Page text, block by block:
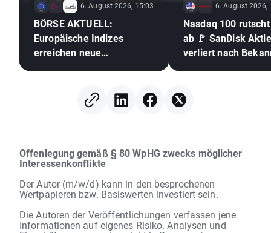
6. August 2026, 15:03
BÖRSE AKTUELL:
Europäische Indizes
erreichen neue
6. August 2026,
Nasdaq 100
ab 🚩 SanDisk Aktie
verliert nach
Offenlegung gemäß § 80 WpHG zwecks möglicher
Interessenkonflikte
Der Autor (m/w/d) kann in den besprochenen
Wertpapieren bzw. Basiswerten investiert sein.
Die Autoren der Veröffentlichungen verfassen jene
Informationen auf eigenes Risiko. Analysen und